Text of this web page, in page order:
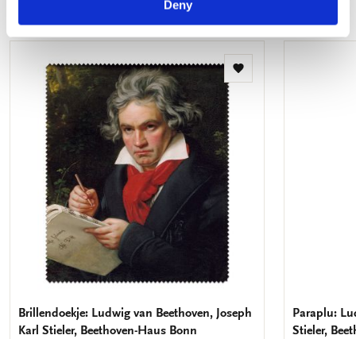
Deny
Meer van Joseph Karl Stieler
Toevoegen
Brillendoekje: Ludwig van Beethoven, Joseph
Karl Stieler, Beethoven-Haus Bonn
Paraplu:
Stieler,